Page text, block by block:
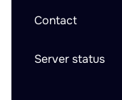
Contact
Server status